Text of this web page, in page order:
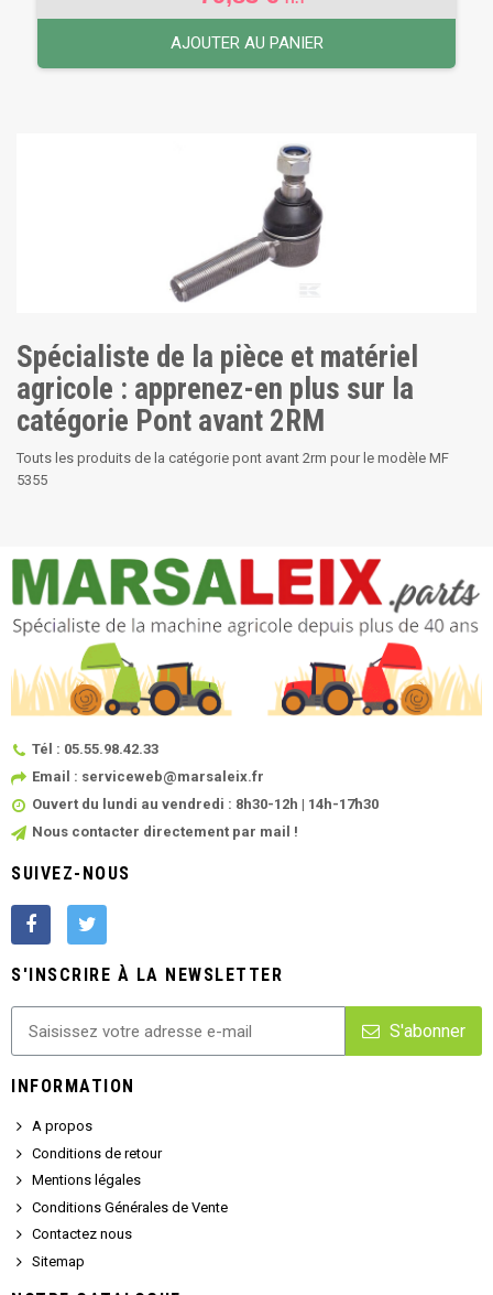
AJOUTER AU PANIER
Spécialiste de la pièce et matériel
agricole : apprenez-en plus sur la
catégorie Pont avant 2RM
Touts les produits de la catégorie pont avant 2rm pour le modèle MF
5355
Tél : 05.55.98.42.33
Email : serviceweb@marsaleix.fr
Ouvert du lundi au vendredi : 8h30-12h | 14h-17h30
Nous contacter directement par mail !
SUIVEZ-NOUS
S'INSCRIRE À LA NEWSLETTER
S'abonner
INFORMATION
A propos
Conditions de retour
Mentions légales
Conditions Générales de Vente
Contactez nous
Sitemap